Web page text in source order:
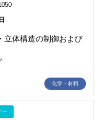
立体構造の制御および
化学・材料
ー